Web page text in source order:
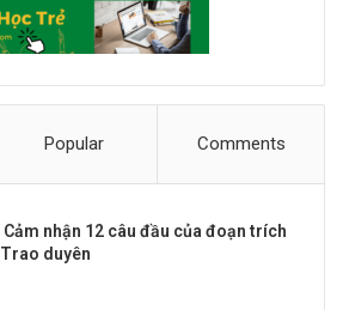
Popular Comments
Cảm nhận 12 câu đầu của đoạn trích
Trao duyên